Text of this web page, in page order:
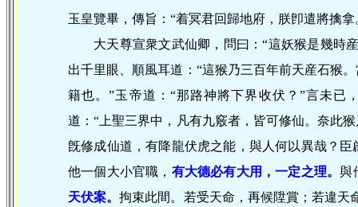
玉皇覽畢，傳旨：“着冥君回歸地府，朕卽遣將擒
大天尊宣衆文武仙卿，問曰：“這妖猴是幾時
出千里眼、順風耳道：“這猴乃三百年前天産石猴
籍也。”玉帝道：“那路神將下界收伏？”言未已
道：“上聖三界中，凡有九竅者，皆可修仙。奈此
旣修成仙道，有降龍伏虎之能，與人何以異哉？
他一個大小官職， 有大德必有大用，一定之理。與
天伏案。拘束此間。若受天命，再候陞賞；若違天